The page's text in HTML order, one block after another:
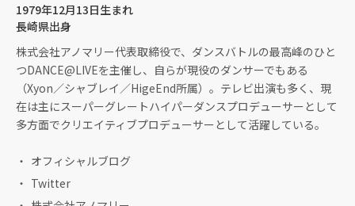
1979年12月13日生まれ
長崎県出身
株式会社アノマリー代表取締役で、ダンスバトルの最高峰のひと
つDANCE@LIVEを主催し、自らが現役のダンサーでもある
（Xyon／シャブレイ／HigeEnd所属）。テレビ出演も多く、現
在は主にスーパーグレートハイパーダンスプロデューサーとして
多方面でクリエイティブプロデューサーとして活躍している。
オフィシャルブログ
Twitter